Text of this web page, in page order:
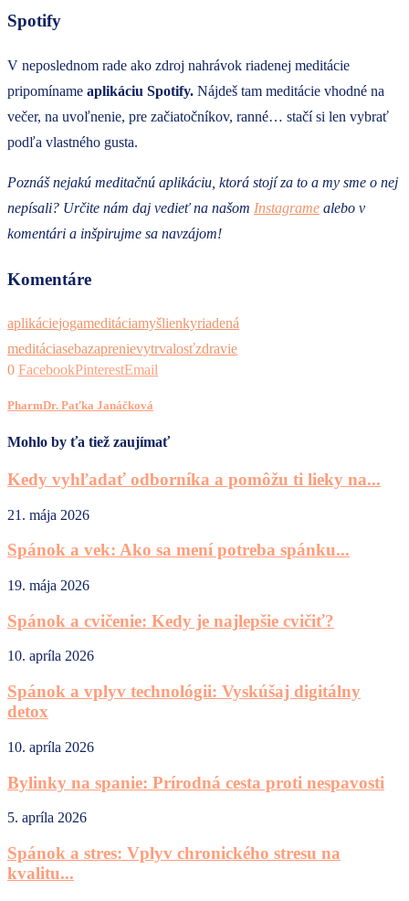
Spotify
V neposlednom rade ako zdroj nahrávok riadenej meditácie
pripomíname aplikáciu Spotify. Nájdeš tam meditácie vhodné na
večer, na uvoľnenie, pre začiatočníkov, ranné… stačí si len vybrať
podľa vlastného gusta.
Poznáš nejakú meditačnú aplikáciu, ktorá stojí za to a my sme o nej
nepísali? Určite nám daj vedieť na našom Instagrame alebo v
komentári a inšpirujme sa navzájom!
Komentáre
aplikáciejogameditáciamyšlienkyriadená
meditáciasebazaprenievytrvalosťzdravie
0 FacebookPinterestEmail
PharmDr. Paťka Janáčková
Mohlo by ťa tiež zaujímať
Kedy vyhľadať odborníka a pomôžu ti lieky na...
21. mája 2026
Spánok a vek: Ako sa mení potreba spánku...
19. mája 2026
Spánok a cvičenie: Kedy je najlepšie cvičiť?
10. apríla 2026
Spánok a vplyv technológii: Vyskúšaj digitálny
detox
10. apríla 2026
Bylinky na spanie: Prírodná cesta proti nespavosti
5. apríla 2026
Spánok a stres: Vplyv chronického stresu na
kvalitu...